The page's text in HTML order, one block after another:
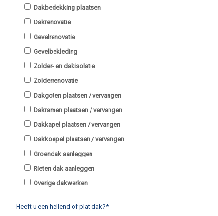
Dakbedekking plaatsen
Dakrenovatie
Gevelrenovatie
Gevelbekleding
Zolder- en dakisolatie
Zolderrenovatie
Dakgoten plaatsen / vervangen
Dakramen plaatsen / vervangen
Dakkapel plaatsen / vervangen
Dakkoepel plaatsen / vervangen
Groendak aanleggen
Rieten dak aanleggen
Overige dakwerken
Heeft u een hellend of plat dak?*